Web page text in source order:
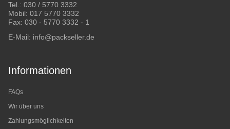
Tel.: 030 / 5770 3332
Mobil: 017 5770 3332
Fax: 030 - 5770 3332 - 1
E-Mail: info@packseller.de
Informationen
FAQs
Wir über uns
Zahlungsmöglichkeiten